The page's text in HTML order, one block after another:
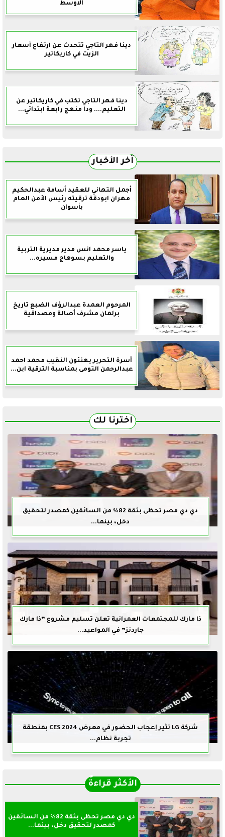
الاوسط
دينا فهر التاجي تتحدث عن ارتفاع أسعار
الزيت في كاريكاتير
دينا فهر التاجي تكتب في كاريكاتير عن
التعليم.... ودا منهج رابعة ابتدائي...
آخر الأخبار
أجمل التهاني للعقيد أسامة عبدالحكيم
مهران ابودقة ترقيته رئيس الأمن العام
بأسوان
ياسر محمد انس مدير مديرية التربية
والتعليم بسوهاج مسيره...
المرحوم العمدة عبدالرؤف الضبع تاريخ
برلمان مشرف أصالة ومصداقية
أسرة التحرير يهنئون النقيب محمد احمد
عبدالرحمن التومى بمناسبة الترقية ابن...
اخترنا لك
دي دي مصر تحظى بثقة 82% من السائقين كمصدر لتحقيق
دخل، بينما...
ذا مارك للمجتمعات العمرانية تعلن تسليم مشروع ”ذا مارك
جاردنز” في المواعيد...
شركة LG تثير إعجاب الحضور في معرض CES 2024 بمنطقة
تجربة نظام...
الأكثر قراءةً
دي دي مصر تحظى بثقة 82% من السائقين
كمصدر لتحقيق دخل، بينما...